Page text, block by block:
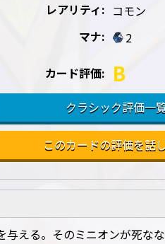
レアリティ: コモン
マナ:
2
カード評価: B
クラシック評価一
このカードの評価を話
える。そのミニオンが死な